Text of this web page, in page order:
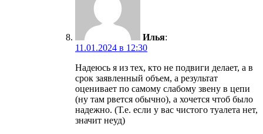
Илья:
11.01.2024 в 12:30
Надеюсь я из тех, кто не подвиги делает, а в
срок заявленный объем, а результат
оценивает по самому слабому звену в цепи
(ну там рвется обычно), а хочется чтоб было
надежно. (Т.е. если у вас чистого туалета нет,
значит неуд)